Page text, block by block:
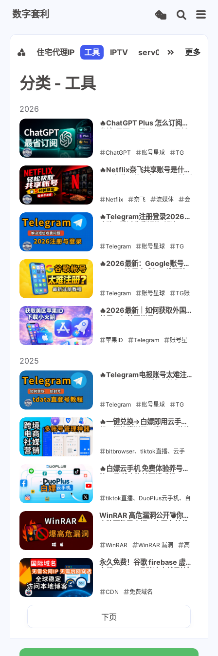
数字套利
住宅代理IP 工具 IPTV serv00 VPN
更多
分类 - 工具
2026
🔥ChatGPT Plus 怎么订阅最
析方案
ChatGPT 账号星球 TG
电报 TG账号 telegram使
2026-07-12
🔥Netflix奈飞共享账号是什
共享账号指南
Netflix 奈飞 流媒体 会
员订阅 账号共享
🔥Telegram注册登录2026全
防封演示
Telegram 账号星球 TG
电报 TG账号 telegram使
2026-04-12
🔥2026最新：Google账号
（附苹果ID/TG账号）
Telegram 账号星球 TG账
号 Apple ID Gmail 谷歌
2026-03-15
🔥2026最新｜如何获取外国
Shadowrocket长期稳定使用
苹果ID Telegram 账号星
App Store Apple ID
2025
🔥Telegram电报账号太难注
在用的Telegram！
Telegram 账号星球 TG
电报 TG账号 telegram使
2025-12-01
🔥一键兑换→白嫖即用云手
TikTok多账号必备工具！
BitBrowser+云手机
bitbrowser、tiktok直播、云手
机、自动化养号、全球社媒运营、
纹浏览器
2025-09-05
🔥白嫖云手机 免费体验养号矩
了tiktok直播、DuoPlus云手机、自
动化养号、全球社媒运营、
2025-07-16
WinRAR 高危漏洞公开💣你的
WinRAR WinRAR 漏洞 高
危漏洞 免费压缩软件
WinRAR 7zip
Bandizip 开源压缩软件
2025-06-25
永久免费！谷歌 firebase 虚拟
书| 全球稳定直达
CDN 免费域名
cloudflare firebase 谷歌
虚拟主机
书
下页